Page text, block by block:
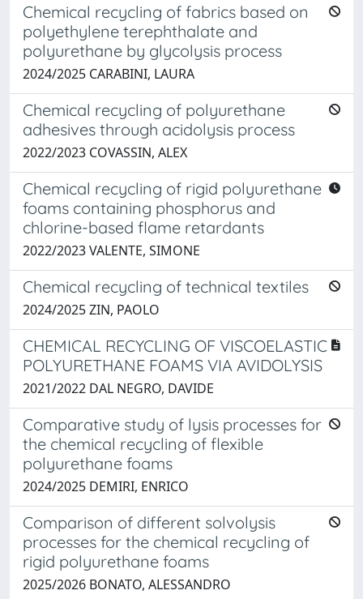
Chemical recycling of fabrics based on
polyethylene terephthalate and
polyurethane by glycolysis process
2024/2025 CARABINI, LAURA
Chemical recycling of polyurethane
adhesives through acidolysis process
2022/2023 COVASSIN, ALEX
Chemical recycling of rigid polyurethane
foams containing phosphorus and
chlorine-based flame retardants
2022/2023 VALENTE, SIMONE
Chemical recycling of technical textiles
2024/2025 ZIN, PAOLO
CHEMICAL RECYCLING OF VISCOELASTIC
POLYURETHANE FOAMS VIA AVIDOLYSIS
2021/2022 DAL NEGRO, DAVIDE
Comparative study of lysis processes for
the chemical recycling of flexible
polyurethane foams
2024/2025 DEMIRI, ENRICO
Comparison of different solvolysis
processes for the chemical recycling of
rigid polyurethane foams
2025/2026 BONATO, ALESSANDRO